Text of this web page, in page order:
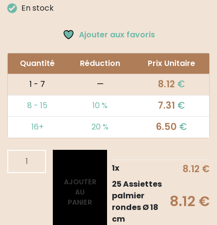
En stock
Ajouter aux favoris
Quantité Réduction
Prix Unitaire
1 - 7
— 8.12 €
8 - 15 10 % 7.31 €
16+ 20 % 6.50 €
AJOUTER
AU
PANIER
1x 8.12 €
25 Assiettes
palmier
rondes Ø 18
cm
8.12 €
Alternative: